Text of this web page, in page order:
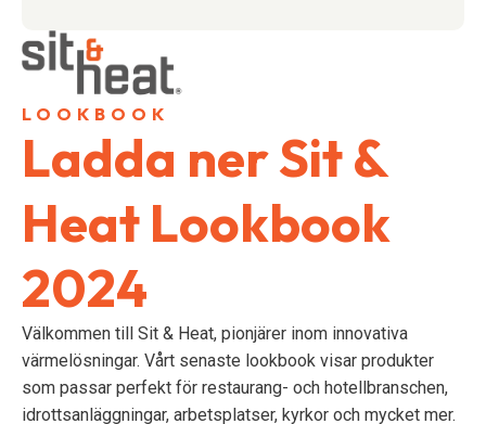
LOOKBOOK
Ladda ner Sit &
Heat Lookbook
2024
Välkommen till Sit & Heat, pionjärer inom innovativa
värmelösningar. Vårt senaste lookbook visar produkter
som passar perfekt för restaurang- och hotellbranschen,
idrottsanläggningar, arbetsplatser, kyrkor och mycket mer.